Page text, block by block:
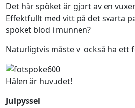
Det här spöket är gjort av en
Effektfullt med vitt på det svarta
spöket blod i munnen?
Naturligtvis måste vi också ha ett
Hälen är huvudet!
Julpyssel